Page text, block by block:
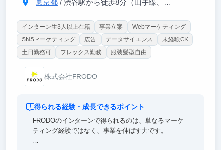
東京都/ 渋谷駅から徒歩8分（山手線、埼京線、銀座線、半蔵門線、ほか）
インターン生3人以上在籍 事業立案
Webマーケティング
SNSマーケティング
広告 データサイエンス
未経験OK
土日勤務可
フレックス勤務 服装髪型自由
株式会社FRODO
得られる経験・成長できるポイント
FRODOのインターンで得られるのは、単なるマーケ
ティング経験ではなく、事業を伸ばす力です。